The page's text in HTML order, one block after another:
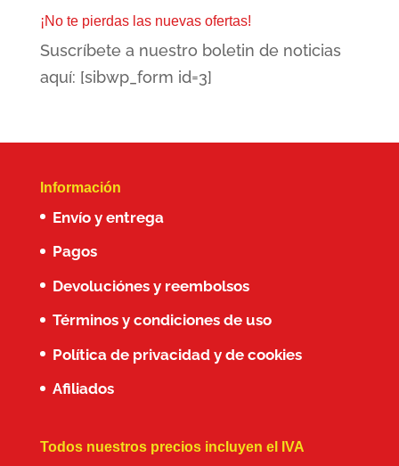
¡No te pierdas las nuevas ofertas!
Suscríbete a nuestro boletin de noticias
aquí: [sibwp_form id=3]
Información
Envío y entrega
Pagos
Devoluciónes y reembolsos
Términos y condiciones de uso
Política de privacidad y de cookies
Afiliados
Todos nuestros precios incluyen el IVA